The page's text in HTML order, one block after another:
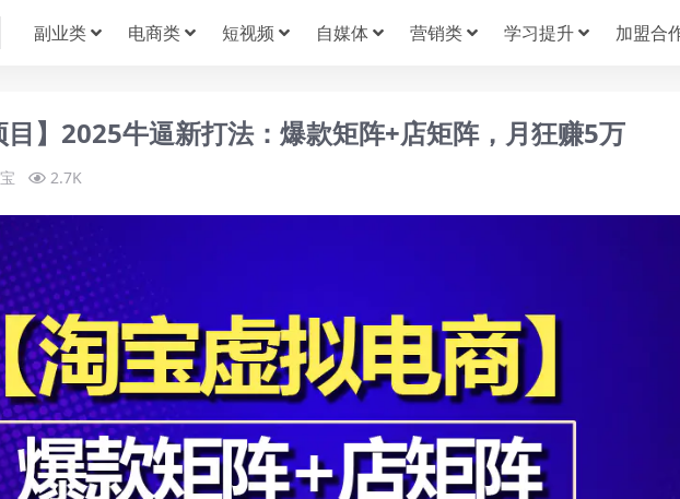
副业类 电商类 短视频 自媒体 营销类 学习提升 加盟合
目】2025牛逼新打法：爆款矩阵+店矩阵，月狂赚5万
2.7K